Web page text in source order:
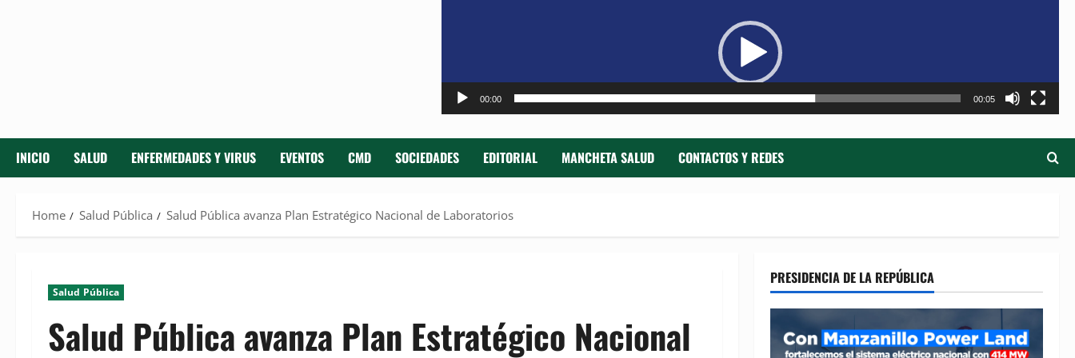
00:00 00:05
INICIO SALUD ENFERMEDADES Y VIRUS EVENTOS CMD SOCIEDADES EDITORIAL MANCHETA SALUD CONTACTOS Y REDES
Home Salud Pública Salud Pública avanza Plan Estratégico Nacional de Laboratorios
Salud Pública
Salud Pública avanza Plan Estratégico Nacional
PRESIDENCIA DE LA REPÚBLICA